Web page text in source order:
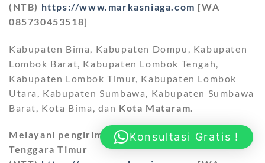
(NTB) https://www.markasniaga.com [WA
085730453518]
Kabupaten Bima, Kabupaten Dompu, Kabupaten
Lombok Barat, Kabupaten Lombok Tengah,
Kabupaten Lombok Timur, Kabupaten Lombok
Utara, Kabupaten Sumbawa, Kabupaten Sumbawa
Barat, Kota Bima, dan Kota Mataram
Melayani pengiriman ke kabupaten/kota di Nusa
Tenggara Timur
Konsultasi Gratis !